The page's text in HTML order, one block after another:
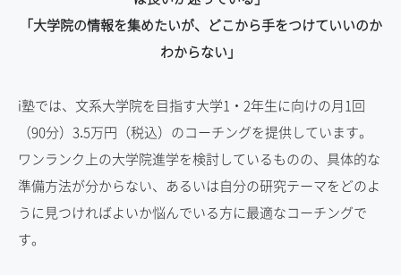
「大学院の情報を集めたいが、どこから手をつけていいのか
わからない」
i塾では、文系大学院を目指す大学1・2年生に向けの月1回
（90分）3.5万円（税込）のコーチングを提供しています。
ワンランク上の大学院進学を検討しているものの、具体的な
準備方法が分からない、あるいは自分の研究テーマをどのよ
うに見つければよいか悩んでいる方に最適なコーチングで
す。